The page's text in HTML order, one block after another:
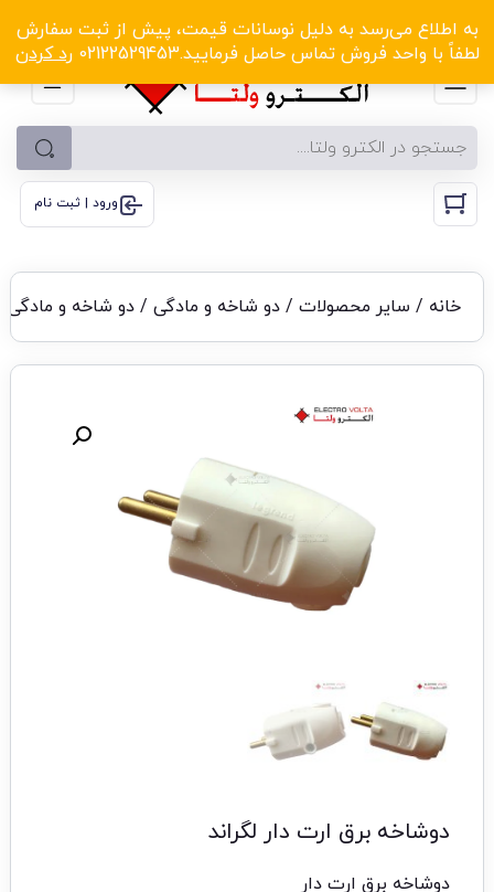
به اطلاع می‌رسد به دلیل نوسانات قیمت، پیش از ثبت سفارش
لطفاً با واحد فروش تماس حاصل فرمایید.02122529453
رد کردن
الکترو ولتا با تخفیف‌های شگفت‌انگیز! کلیک کنید
ورود | ثبت نام
خانه / سایر محصولات/ دو شاخه و مادگی/ دو شاخه و مادگی
دوشاخه برق ارت دار لگراند
دوشاخه برق ارت دار